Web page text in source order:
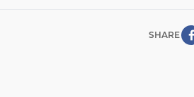
SHARE